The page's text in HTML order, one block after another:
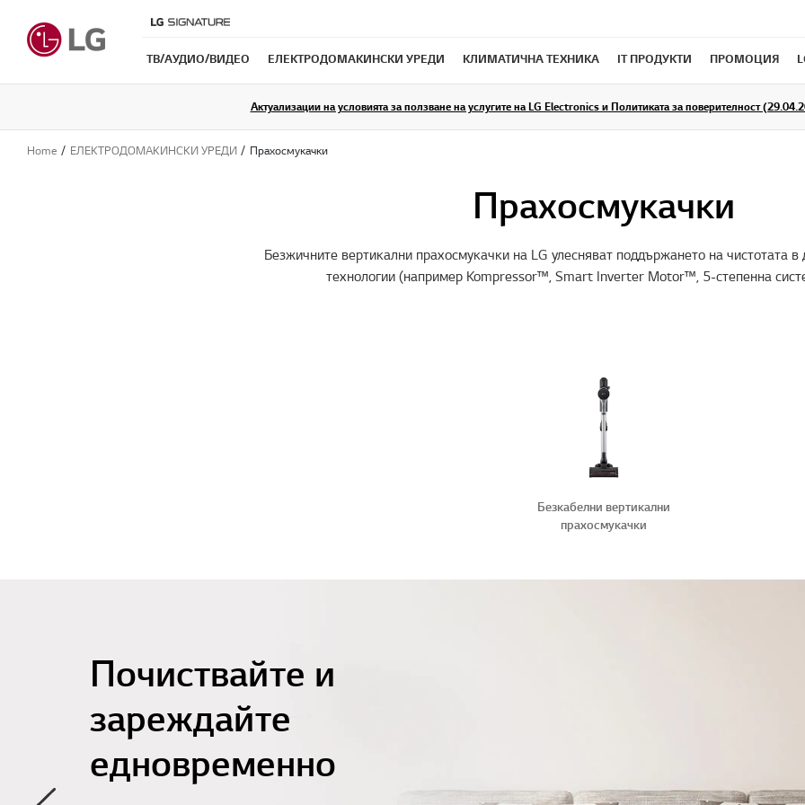
ТB/АУДИО/ВИДЕО ЕЛЕКТРОДОМАКИНСКИ УРЕДИ КЛИМАТИЧНА ТЕХНИКА IT ПРОДУКТИ ПРОМОЦИЯ
Актуализации на условията за ползване на услугите на LG Electronics и Политиката за поверителност
Home ЕЛЕКТРОДОМАКИНСКИ УРЕДИ Прахосмукачки
Прахосмукачки
Безжичните вертикални прахосмукачки на LG улесняват поддържането на чистотата
технологии (например Kompressor™, Smart Inverter Motor™, 5-степенна
Безкабелни вертикални
прахосмукачки
Почиствайте и
зареждайте
едновременно